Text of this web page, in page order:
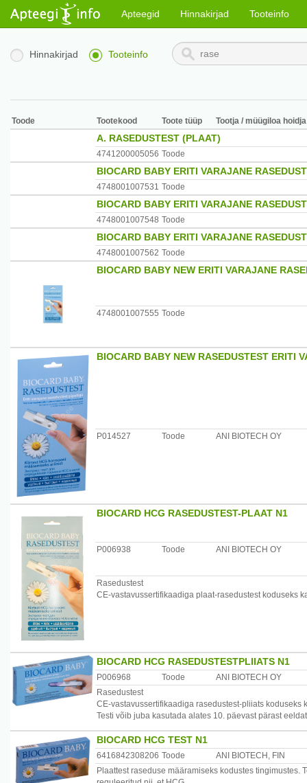
Apteegid Hinnakirjad Tooteinfo
Hinnakirjad Tooteinfo
Toode Tootekood Toote tüüp Tootja / müügiloa hoidja
A. RASEDUSTEST (PLAAT)
4741200005056 Toode
BIOCARD BABY ERITI VARAJANE
4748001007531 Toode
BIOCARD BABY ERITI VARAJANE
4748001007548 Toode
BIOCARD BABY ERITI VARAJANE
4748001007562 Toode
BIOCARD BABY NEW ERITI VARAJANE
4748001007555 Toode
BIOCARD BABY NEW RASEDUSTEST ERITI
P014527 Toode ANI BIOTECH OY
BIOCARD HCG RASEDUSTEST-PLAAT N1
P006938 Toode ANI BIOTECH OY
Rasedustest
CE-vastavussertifikaadiga plaat-rasedustest koduseks
BIOCARD HCG RASEDUSTESTPLIIATS N1
P006968 Toode
ANI BIOTECH OY
Rasedustest
CE-vastavussertifikaadiga rasedustest-pliiats
Testi võib juba kasutada alates 10. päevast pärast
BIOCARD HCG TEST N1
6416842308206 Toode
ANI BIOTECH, FIN
Plaattest raseduse määramiseks kodustes